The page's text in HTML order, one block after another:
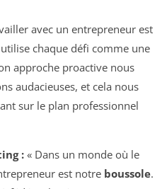
avec un entrepreneur est
chaque défi comme une
approche proactive nous
audacieuses, et cela nous
sur le plan professionnel
: « Dans un monde où le
est notre boussole.